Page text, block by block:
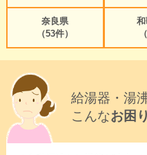
奈良県
（53件）
給湯器・湯
こんなお困